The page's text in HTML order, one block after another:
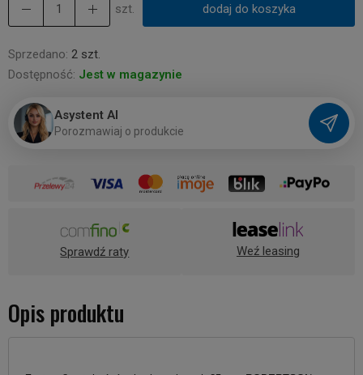
szt. dodaj do koszyka
Sprzedano: 2 szt.
Dostępność: Jest w magazynie
Asystent AI
Porozmawiaj o produkcie
Sprawdź raty Weź leasing
Opis produktu